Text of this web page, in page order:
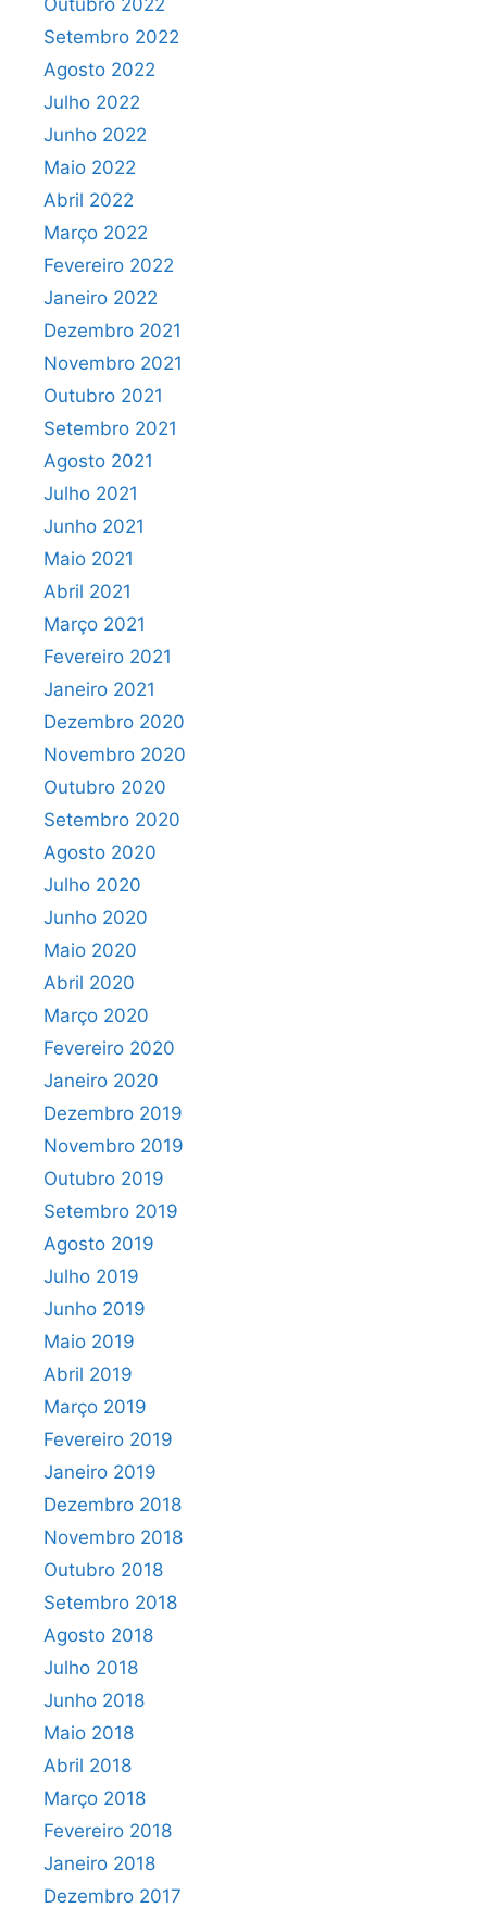
Outubro 2022
Setembro 2022
Agosto 2022
Julho 2022
Junho 2022
Maio 2022
Abril 2022
Março 2022
Fevereiro 2022
Janeiro 2022
Dezembro 2021
Novembro 2021
Outubro 2021
Setembro 2021
Agosto 2021
Julho 2021
Junho 2021
Maio 2021
Abril 2021
Março 2021
Fevereiro 2021
Janeiro 2021
Dezembro 2020
Novembro 2020
Outubro 2020
Setembro 2020
Agosto 2020
Julho 2020
Junho 2020
Maio 2020
Abril 2020
Março 2020
Fevereiro 2020
Janeiro 2020
Dezembro 2019
Novembro 2019
Outubro 2019
Setembro 2019
Agosto 2019
Julho 2019
Junho 2019
Maio 2019
Abril 2019
Março 2019
Fevereiro 2019
Janeiro 2019
Dezembro 2018
Novembro 2018
Outubro 2018
Setembro 2018
Agosto 2018
Julho 2018
Junho 2018
Maio 2018
Abril 2018
Março 2018
Fevereiro 2018
Janeiro 2018
Dezembro 2017